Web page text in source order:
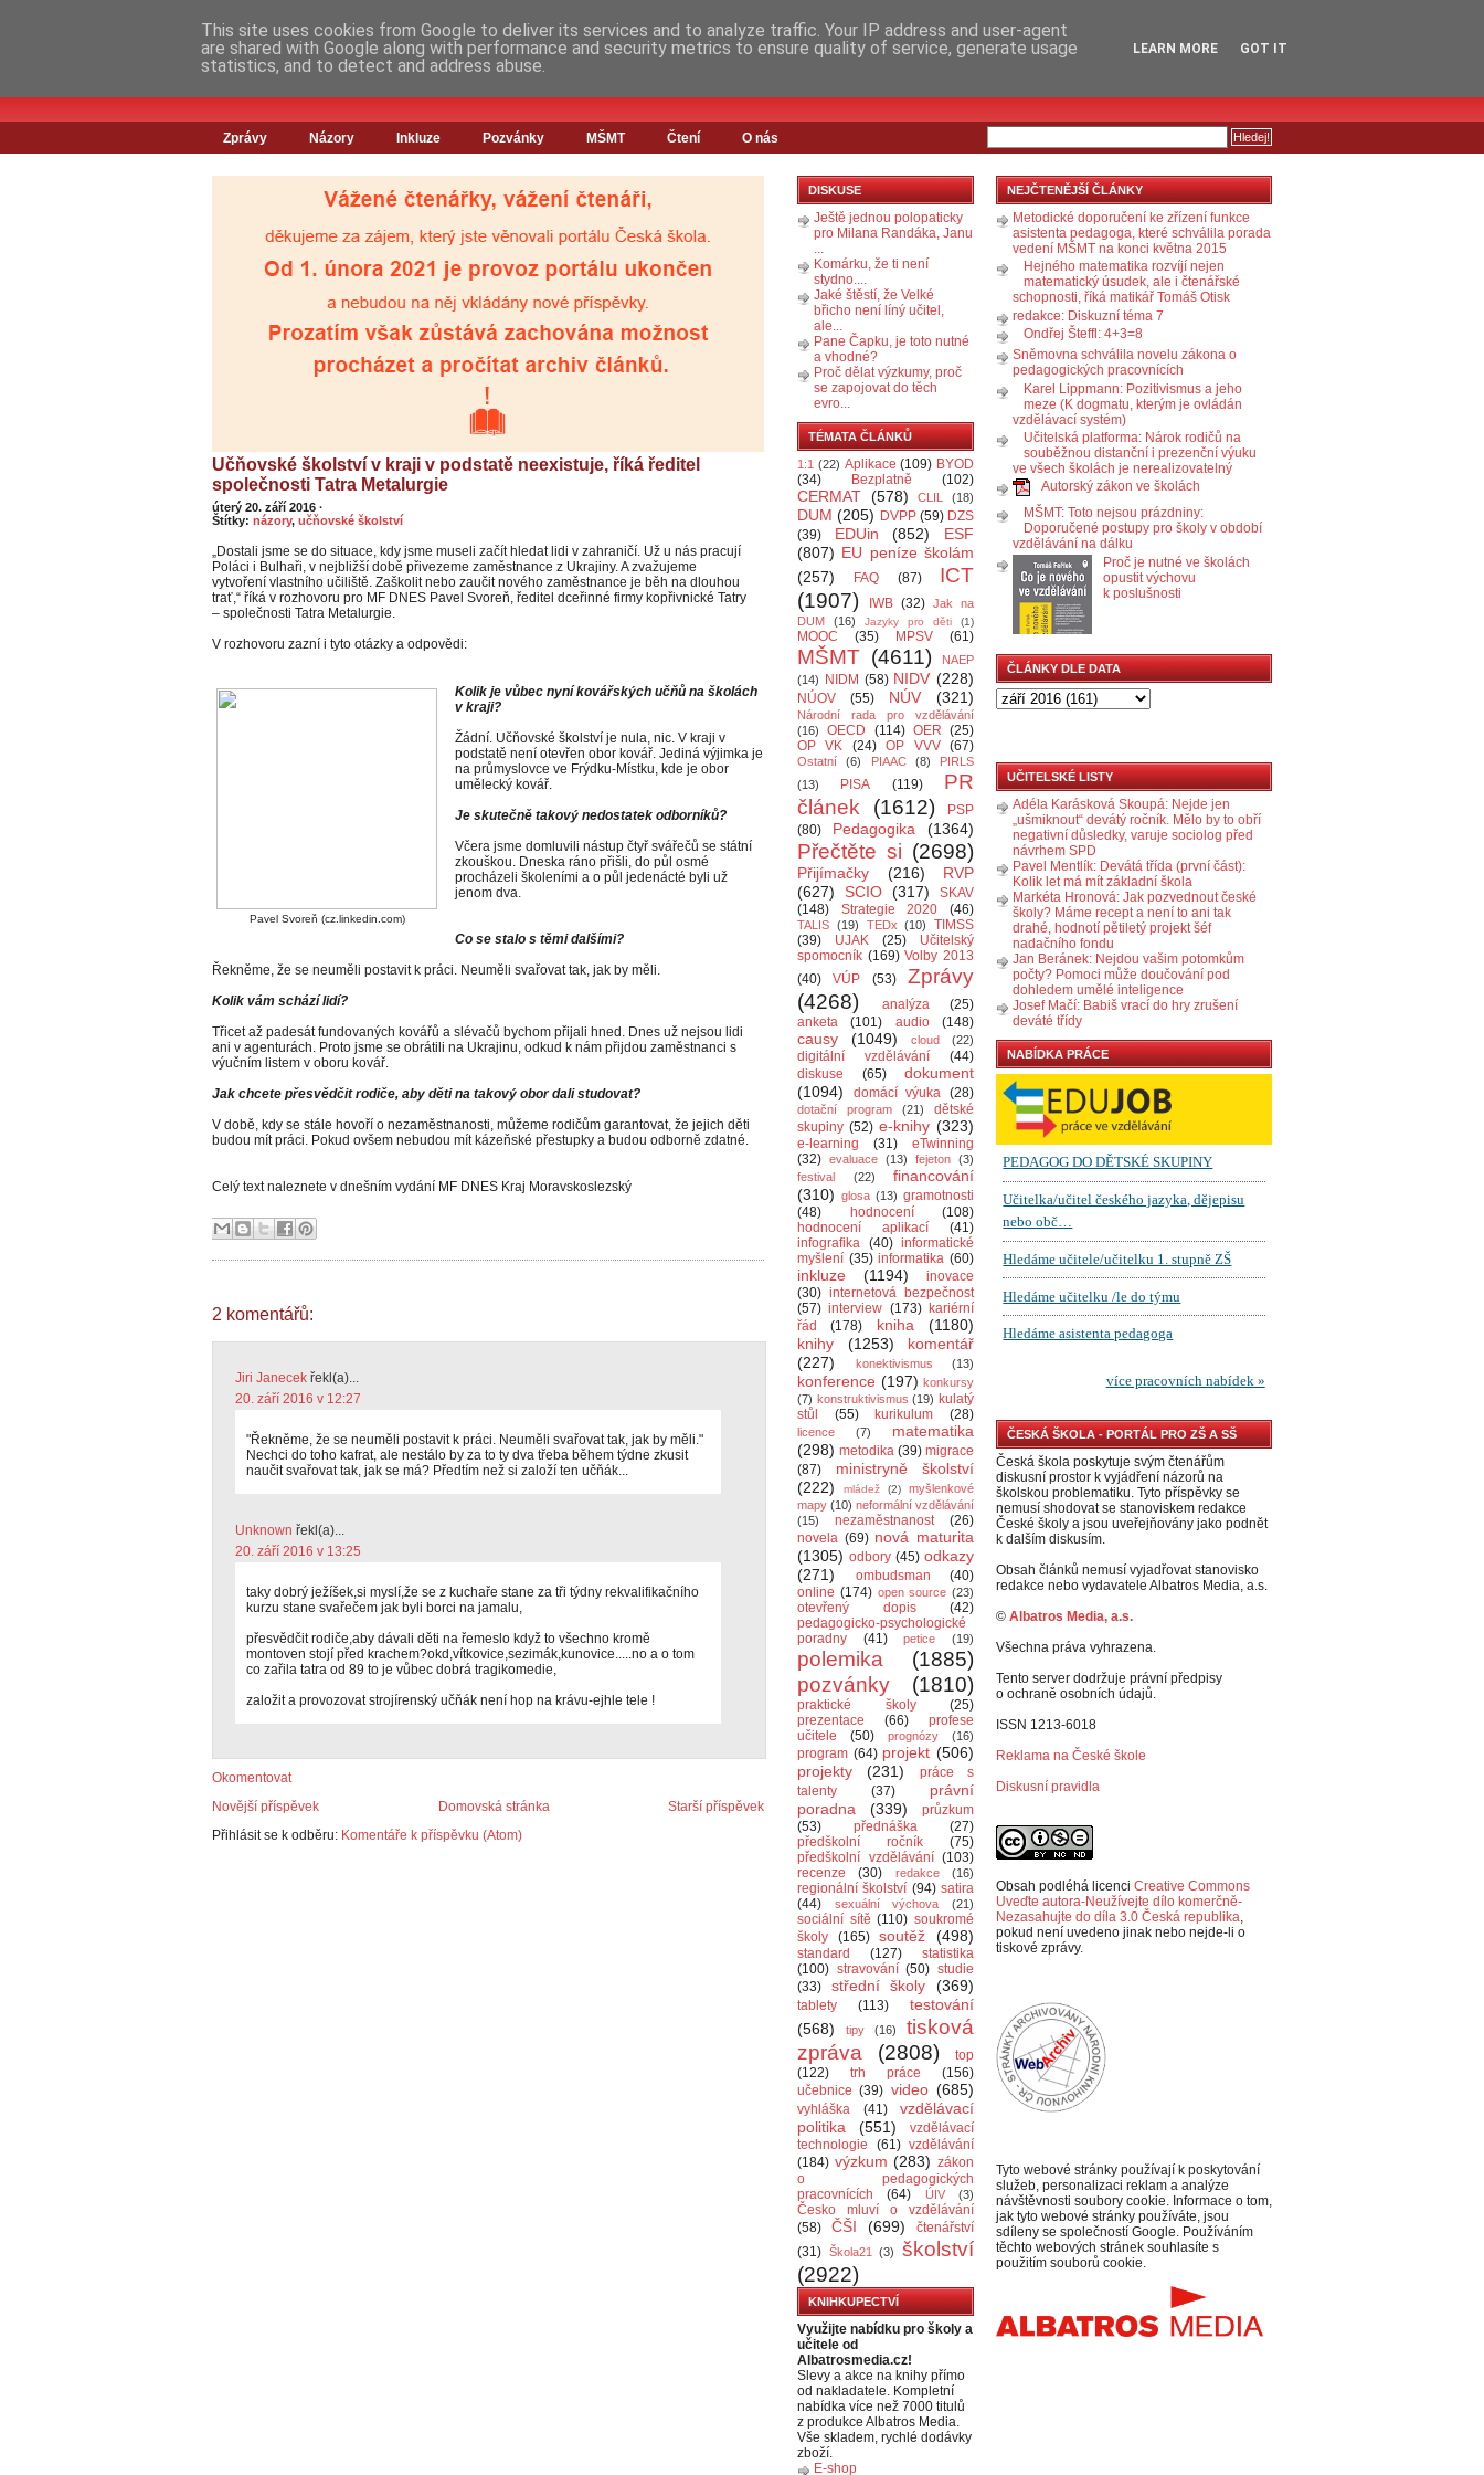
Zprávy Názory Inkluze Pozvánky MŠMT Čtení O nás
Učňovské školství v kraji v podstatě neexistuje, říká ředitel
společnosti Tatra Metalurgie
úterý 20. září 2016 ·
Štítky: názory, učňovské školství
„Dostali jsme se do situace, kdy jsme museli začít hledat lidi v zahraničí. Už u nás pracují
Poláci i Bulhaři, v nejbližší době přivezeme zaměstnance z Ukrajiny. A zvažujeme
vytvoření vlastního učiliště. Zaškolit nebo zaučit nového zaměstnance je běh na dlouhou
trať,“ říká v rozhovoru pro MF DNES Pavel Svoreň, ředitel dceřinné firmy kopřivnické Tatry
– společnosti Tatra Metalurgie.
V rozhovoru zazní i tyto otázky a odpovědi:
Pavel Svoreň (cz.linkedin.com)
Kolik je vůbec nyní kovářských učňů na školách
v kraji?
Žádní. Učňovské školství je nula, nic. V kraji v
podstatě není otevřen obor kovář. Jediná výjimka je
na průmyslovce ve Frýdku-Místku, kde je obor
umělecký kovář.
Je skutečně takový nedostatek odborníků?
Včera jsme domluvili nástup čtyř svářečů se státní
zkouškou. Dneska ráno přišli, do půl osmé
procházeli školeními a o půl jedenácté byli už
jenom dva.
Co se stalo s těmi dalšími?
Řekněme, že se neuměli postavit k práci. Neuměli svařovat tak, jak by měli.
Kolik vám schází lidí?
Třicet až padesát fundovaných kovářů a slévačů bychom přijali hned. Dnes už nejsou lidi
ani v agenturách. Proto jsme se obrátili na Ukrajinu, odkud k nám přijdou zaměstnanci s
výučním listem v oboru kovář.
Jak chcete přesvědčit rodiče, aby děti na takový obor dali studovat?
V době, kdy se stále hovoří o nezaměstnanosti, můžeme rodičům garantovat, že jejich děti
budou mít práci. Pokud ovšem nebudou mít kázeňské přestupky a budou odborně zdatné.
Celý text naleznete v dnešním vydání MF DNES Kraj Moravskoslezský
2 komentářů:
Jiri Janecek řekl(a)...
20. září 2016 v 12:27
"Řekněme, že se neuměli postavit k práci. Neuměli svařovat tak, jak by měli."
Nechci do toho kafrat, ale nestálo by za to ty dva třeba během týdne zkusit
naučit svařovat tak, jak se má? Předtím než si založí ten učňák...
Unknown řekl(a)...
20. září 2016 v 13:25
taky dobrý ježíšek,si myslí,že se z kuchaře stane za tři týdny rekvalifikačního
kurzu stane svařečem jak byli borci na jamalu,
přesvědčit rodiče,aby dávali děti na řemeslo když to všechno kromě
montoven stojí před krachem?okd,vítkovice,sezimák,kunovice.....no a o tom
co zařila tatra od 89 to je vůbec dobrá tragikomedie,
založit a provozovat strojírenský učňák není hop na krávu-ejhle tele !
Okomentovat
Novější příspěvek
Starší příspěvek
Domovská stránka
Přihlásit se k odběru: Komentáře k příspěvku (Atom)
DISKUSE
Ještě jednou polopaticky
pro Milana Randáka, Janu
...
Komárku, že ti není
stydno....
Jaké štěstí, že Velké
břicho není líný učitel,
ale...
Pane Čapku, je toto nutné
a vhodné?
Proč dělat výzkumy, proč
se zapojovat do těch
evro...
TÉMATA ČLÁNKŮ
1:1 (22) Aplikace (109) BYOD
(34)
Bezplatně (102)
CERMAT (578) CLIL (18)
DUM (205) DVPP (59) DZS
(39)
EDUin (852)
ESF
(807) EU peníze školám
(257)
FAQ (87)
ICT
(1907)
IWB (32) Jak na
DUM
(16) Jazyky pro děti (1)
MOOC (35) MPSV (61)
MŠMT (4611)
NAEP
(14)
NIDM (58) NIDV (228)
NÚOV (55) NÚV (321)
Národní rada pro vzdělávání
(16)
OECD (114) OER (25)
OP VK
(24) OP VVV (67)
Ostatní (6) PIAAC (8)
PIRLS
(13)
PISA (119)
PR
článek
(1612)
PSP
(80)
Pedagogika (1364)
Přečtěte si (2698)
Přijímačky (216)
RVP
(627)
SCIO (317)
SKAV
(148)
Strategie 2020 (46)
TALIS (19) TEDx (10)
TIMSS
(39)
UJAK (25)
Učitelský
spomocník (169) Volby 2013
(40)
VÚP (53)
Zprávy
(4268)
analýza
(25)
anketa
(101) audio (148)
causy (1049) cloud (22)
digitální vzdělávání
(44)
diskuse
(65)
dokument
(1094)
domácí výuka (28)
dotační program (21)
dětské
skupiny (52) e-knihy (323)
e-learning (31)
eTwinning
(32) evaluace (13) fejeton (3)
festival
(22)
financování
(310) glosa (13) gramotnosti
(48)
hodnocení
(108)
hodnocení aplikací
(41)
infografika (40) informatické
myšlení (35) informatika (60)
inkluze (1194)
inovace
(30) internetová bezpečnost
(57) interview (173) kariérní
řád
(178) kniha
(1180)
knihy
(1253)
komentář
(227)
konektivismus (13)
konference (197) konkursy
(7) konstruktivismus (19) kulatý
stůl
(55) kurikulum (28)
licence (7)
matematika
(298) metodika (39) migrace
(87)
ministryně školství
(222)
mládež (2)
myšlenkové
mapy (10) neformální vzdělávání
(15)
nezaměstnanost
(26)
novela (69) nová maturita
(1305) odbory (45) odkazy
(271)
ombudsman
(40)
online (174) open source (23)
otevřený dopis
(42)
pedagogicko-psychologické
poradny
(41) petice (19)
polemika
(1885)
pozvánky
(1810)
praktické školy
(25)
prezentace
(66)
profese
učitele
(50) prognózy (16)
program (64) projekt (506)
projekty
(231)
práce s
talenty
(37)
právní
poradna
(339)
průzkum
(53)
přednáška
(27)
předškolní ročník
(75)
předškolní vzdělávání (103)
recenze
(30) redakce (16)
regionální školství (94) satira
(44)
sexuální výchova (21)
sociální sítě (110) soukromé
školy
(165) soutěž (498)
standard (127)
statistika
(100) stravování (50) studie
(33)
střední školy (369)
tablety (113)
testování
(568)
tipy (16)
tisková
zpráva
(2808)
top
(122)
trh práce
(156)
učebnice (39) video (685)
vyhláška (41)
vzdělávací
politika
(551)
vzdělávací
technologie
(61) vzdělávání
(184) výzkum (283) zákon
o pedagogických
pracovnících
(64) ÚIV (3)
Česko mluví o vzdělávání
(58)
ČŠI (699)
čtenářství
(31) Škola21 (3)
školství
(2922)
KNIHKUPECTVÍ
Využijte nabídku pro školy a
učitele od
Albatrosmedia.cz!
Slevy a akce na knihy přímo
od nakladatele. Kompletní
nabídka více než 7000 titulů
z produkce Albatros Media.
Vše skladem, rychlé dodávky
zboží.
E-shop
NEJČTENĚJŠÍ ČLÁNKY
Metodické doporučení ke zřízení funkce
asistenta pedagoga, které schválila porada
vedení MŠMT na konci května 2015
Hejného matematika rozvíjí nejen
matematický úsudek, ale i čtenářské
schopnosti, říká matikář Tomáš Otisk
redakce: Diskuzní téma 7
Ondřej Šteffl: 4+3=8
Sněmovna schválila novelu zákona o
pedagogických pracovnících
Karel Lippmann: Pozitivismus a jeho
meze (K dogmatu, kterým je ovládán
vzdělávací systém)
Učitelská platforma: Nárok rodičů na
souběžnou distanční i prezenční výuku
ve všech školách je nerealizovatelný
Autorský zákon ve školách
MŠMT: Toto nejsou prázdniny:
Doporučené postupy pro školy v období
vzdělávání na dálku
Proč je nutné ve školách
opustit výchovu
k poslušnosti
ČLÁNKY DLE DATA
UČITELSKÉ LISTY
Adéla Karásková Skoupá: Nejde jen
„ušmiknout“ devátý ročník. Mělo by to obří
negativní důsledky, varuje sociolog před
návrhem SPD
Pavel Mentlík: Devátá třída (první část):
Kolik let má mít základní škola
Markéta Hronová: Jak pozvednout české
školy? Máme recept a není to ani tak
drahé, hodnotí pětiletý projekt šéf
nadačního fondu
Jan Beránek: Nejdou vašim potomkům
počty? Pomoci může doučování pod
dohledem umělé inteligence
Josef Mačí: Babiš vrací do hry zrušení
deváté třídy
NABÍDKA PRÁCE
ČESKÁ ŠKOLA - PORTÁL PRO ZŠ A SŠ
Česká škola poskytuje svým čtenářům
diskusní prostor k vyjádření názorů na
školskou problematiku. Tyto příspěvky se
nemusí shodovat se stanoviskem redakce
České školy a jsou uveřejňovány jako podnět
k dalším diskusím.
Obsah článků nemusí vyjadřovat stanovisko
redakce nebo vydavatele Albatros Media, a.s.
© Albatros Media, a.s.
Všechna práva vyhrazena.
Tento server dodržuje právní předpisy
o ochraně osobních údajů.
ISSN 1213-6018
Reklama na České škole
Diskusní pravidla
Obsah podléhá licenci Creative Commons
Uveďte autora-Neužívejte dílo komerčně-
Nezasahujte do díla 3.0 Česká republika
pokud není uvedeno jinak nebo nejde-li o
tiskové zprávy.
Tyto webové stránky používají k poskytování
služeb, personalizaci reklam a analýze
návštěvnosti soubory cookie. Informace o tom,
jak tyto webové stránky používáte, jsou
sdíleny se společností Google. Používáním
těchto webových stránek souhlasíte s
použitím souborů cookie.
This site uses cookies from Google to deliver its services and to analyze traffic. Your IP address and user-agent
are shared with Google along with performance and security metrics to ensure quality of service, generate usage
statistics, and to detect and address abuse.
LEARN MORE GOT IT